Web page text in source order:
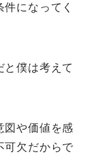
になってく
と僕は考えて
図や価値を感
可欠だからで